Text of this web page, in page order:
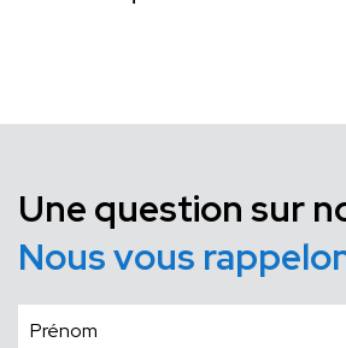
Une question sur
Nous vous